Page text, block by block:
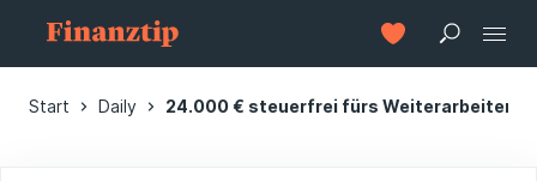
Start Daily 24.000 € steuerfrei fürs Weiterarbeiten: